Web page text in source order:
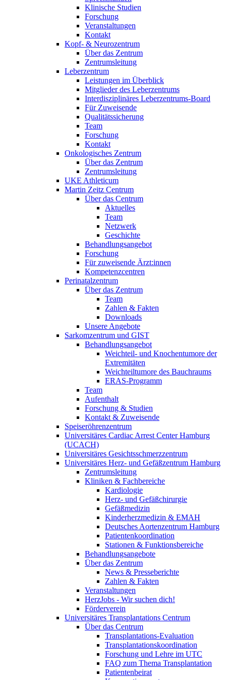
Klinische Studien
Forschung
Veranstaltungen
Kontakt
Kopf- & Neurozentrum
Über das Zentrum
Zentrumsleitung
Leberzentrum
Leistungen im Überblick
Mitglieder des Leberzentrums
Interdisziplinäres Leberzentrums-Board
Für Zuweisende
Qualitätssicherung
Team
Forschung
Kontakt
Onkologisches Zentrum
Über das Zentrum
Zentrumsleitung
UKE Athleticum
Martin Zeitz Centrum
Über das Centrum
Aktuelles
Team
Netzwerk
Geschichte
Behandlungsangebot
Forschung
Für zuweisende Ärzt:innen
Kompetenzcentren
Perinatalzentrum
Über das Zentrum
Team
Zahlen & Fakten
Downloads
Unsere Angebote
Sarkomzentrum und GIST
Behandlungsangebot
Weichteil- und Knochentumore der
Extremitäten
Weichteiltumore des Bauchraums
ERAS-Programm
Team
Aufenthalt
Forschung & Studien
Kontakt & Zuweisende
Speiseröhrenzentrum
Universitäres Cardiac Arrest Center Hamburg
(UCACH)
Universitäres Gesichtsschmerzzentrum
Universitäres Herz- und Gefäßzentrum Hamburg
Zentrumsleitung
Kliniken & Fachbereiche
Kardiologie
Herz- und Gefäßchirurgie
Gefäßmedizin
Kinderherzmedizin & EMAH
Deutsches Aortenzentrum Hamburg
Patientenkoordination
Stationen & Funktionsbereiche
Behandlungsangebote
Über das Zentrum
News & Presseberichte
Zahlen & Fakten
Veranstaltungen
HerzJobs - Wir suchen dich!
Förderverein
Universitäres Transplantations Centrum
Über das Centrum
Transplantations-Evaluation
Transplantationskoordination
Forschung und Lehre im UTC
FAQ zum Thema Transplantation
Patientenbeirat